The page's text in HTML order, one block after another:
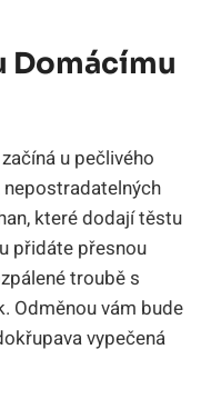
Domácímu
u pečlivého
které dodají těstu
přidáte přesnou
troubě s
Odměnou vám bude
vypečená